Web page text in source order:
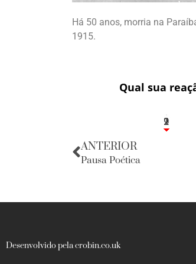
Há 50 anos, morria na
1915.
Qual sua
2
1
2
9
ANTERIOR
Pausa Poética
Desenvolvido pela crobin.co.uk